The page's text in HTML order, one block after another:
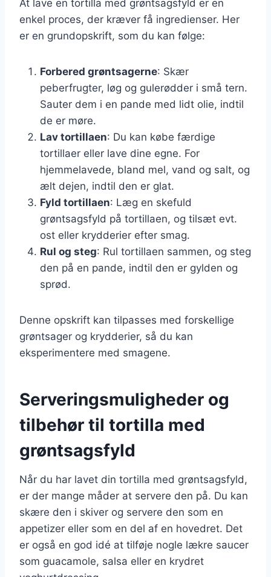
At lave en tortilla med grøntsagsfyld er en
enkel proces, der kræver få ingredienser. Her
er en grundopskrift, som du kan følge:
Forbered grøntsagerne: Skær
peberfrugter, løg og gulerødder i små tern.
Sauter dem i en pande med lidt olie, indtil
de er møre.
Lav tortillaen: Du kan købe færdige
tortillaer eller lave dine egne. For
hjemmelavede, bland mel, vand og salt, og
ælt dejen, indtil den er glat.
Fyld tortillaen: Læg en skefuld
grøntsagsfyld på tortillaen, og tilsæt evt.
ost eller krydderier efter smag.
Rul og steg: Rul tortillaen sammen, og steg
den på en pande, indtil den er gylden og
sprød.
Denne opskrift kan tilpasses med forskellige
grøntsager og krydderier, så du kan
eksperimentere med smagene.
Serveringsmuligheder og
tilbehør til tortilla med
grøntsagsfyld
Når du har lavet din tortilla med grøntsagsfyld,
er der mange måder at servere den på. Du kan
skære den i skiver og servere den som en
appetizer eller som en del af en hovedret. Det
er også en god idé at tilføje nogle lækre saucer
som guacamole, salsa eller en krydret